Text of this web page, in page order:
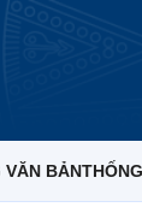
VĂN BẢN